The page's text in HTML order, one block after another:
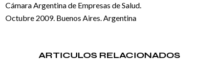
Cámara Argentina de Empresas de Salud.
Octubre 2009. Buenos Aires. Argentina
ARTICULOS RELACIONADOS